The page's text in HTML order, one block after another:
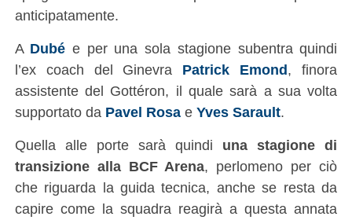
anticipatamente.
A Dubé e per una sola stagione subentra quindi
l’ex coach del Ginevra Patrick Emond, finora
assistente del Gottéron, il quale sarà a sua volta
supportato da Pavel Rosae Yves Sarault.
Quella alle porte sarà quindi una stagione di
transizione alla BCF Arena, perlomeno per ciò
che riguarda la guida tecnica, anche se resta da
capire come la squadra reagirà a questa annata